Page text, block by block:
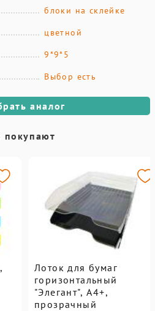
блоки на склейке
цветной
9*9*5
Выбор есть
аналог
покупают
Лоток для бумаг
горизонтальный
"Элегант", А4+,
прозрачный